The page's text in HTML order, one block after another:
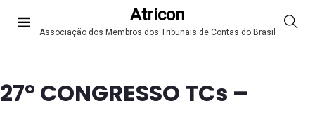
Atricon
Associação dos Membros dos Tribunais de Contas do Brasil
27° CONGRESSO TCs –